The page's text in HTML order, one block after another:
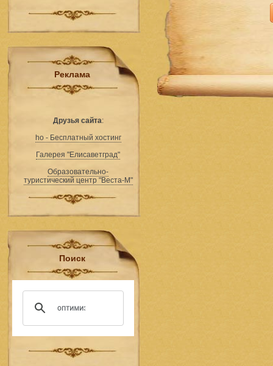
Реклама
Друзья сайта:
ho - Бесплатный хостинг
Галерея "Елисаветград"
Образовательно-
туристический центр "Веста-М"
Поиск